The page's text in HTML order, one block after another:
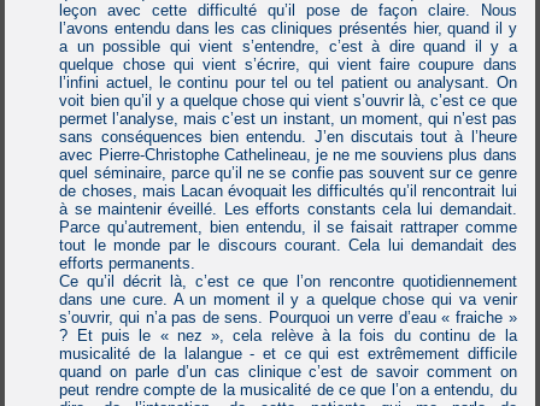
leçon avec cette difficulté qu’il pose de façon claire. Nous
l’avons entendu dans les cas cliniques présentés hier, quand il y
a un possible qui vient s’entendre, c’est à dire quand il y a
quelque chose qui vient s’écrire, qui vient faire coupure dans
l’infini actuel, le continu pour tel ou tel patient ou analysant. On
voit bien qu’il y a quelque chose qui vient s’ouvrir là, c’est ce que
permet l’analyse, mais c’est un instant, un moment, qui n’est pas
sans conséquences bien entendu. J’en discutais tout à l’heure
avec Pierre-Christophe Cathelineau, je ne me souviens plus dans
quel séminaire, parce qu’il ne se confie pas souvent sur ce genre
de choses, mais Lacan évoquait les difficultés qu’il rencontrait lui
à se maintenir éveillé. Les efforts constants cela lui demandait.
Parce qu’autrement, bien entendu, il se faisait rattraper comme
tout le monde par le discours courant. Cela lui demandait des
efforts permanents.
Ce qu’il décrit là, c’est ce que l’on rencontre quotidiennement
dans une cure. A un moment il y a quelque chose qui va venir
s’ouvrir, qui n’a pas de sens. Pourquoi un verre d’eau « fraiche »
? Et puis le « nez », cela relève à la fois du continu de la
musicalité de la lalangue - et ce qui est extrêmement difficile
quand on parle d’un cas clinique c’est de savoir comment on
peut rendre compte de la musicalité de ce que l’on a entendu, du